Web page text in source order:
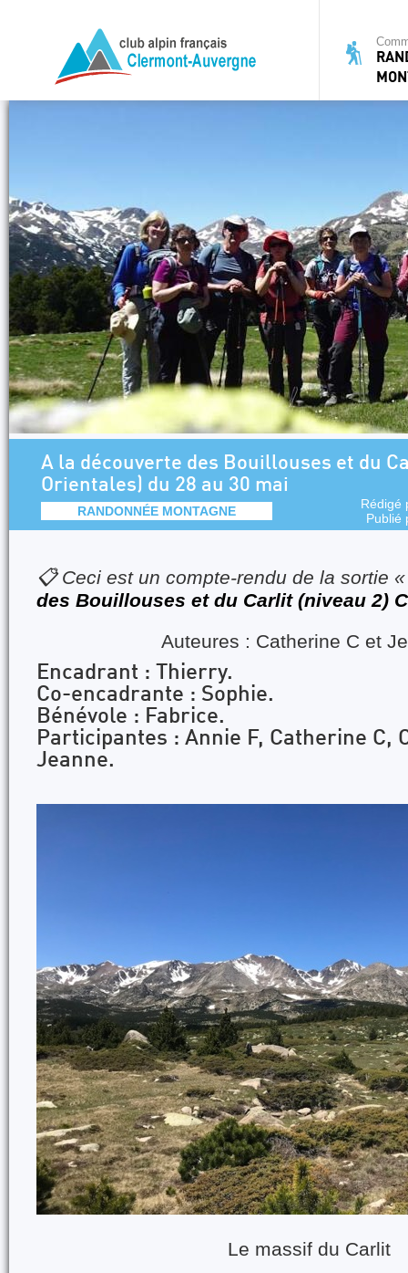
A la découverte des Bouillouses et du
Orientales) du 28 au 30 mai
RANDONNÉE MONTAGNE
Rédigé
Publié
📋 Ceci est un compte-rendu de la sortie
des Bouillouses et du Carlit (niveau 2)
Auteures : Catherine C et
Encadrant : Thierry.
Co-encadrante : Sophie.
Bénévole : Fabrice.
Participantes : Annie F, Catherine C,
Jeanne.
Le massif du Carlit